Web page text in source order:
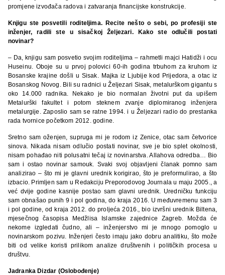
promjene izvođača radova i zatvaranja financijske konstrukcije.
Knjigu ste posvetili roditeljima. Recite nešto o sebi, po profesiji ste
inženjer, radili ste u sisačkoj Željezari. Kako ste odlučili postati
novinar?
– Da, knjigu sam posvetio svojim roditeljima – rahmetli majci Hatidži i ocu
Huseinu. Oboje su u prvoj polovici 60-ih godina trbuhom za kruhom iz
Bosanske krajine došli u Sisak. Majka iz Ljubije kod Prijedora, a otac iz
Bosanskog Novog. Bili su radnici u Željezari Sisak, metalurškom gigantu s
oko 14.000 radnika. Nekako je bio normalan životni put da upišem
Metalurški fakultet i potom steknem zvanje diplomiranog inženjera
metalurgije. Zaposlio sam se ratne 1994. i u Željezari radio do prestanka
rada tvornice početkom 2012. godine.
Sretno sam oženjen, supruga mi je rodom iz Zenice, otac sam četvorice
sinova. Nikada nisam odlučio postati novinar, sve je bio splet okolnosti,
nisam pohađao niti polusatni tečaj iz novinarstva. Allahova odredba… Bio
sam i ostao novinar samouk. Svaki svoj objavljeni članak pomno sam
analizirao – što mi je glavni urednik korigirao, što je preformulirao, a što
izbacio. Primljen sam u Redakciju Preporodovog Journala u maju 2005., a
već dvije godine kasnije postao sam glavni urednik. Uredničku funkciju
sam obnašao punih 9 i pol godina, do kraja 2016. U međuvremenu sam 3
i pol godine, od kraja 2012. do proljeća 2016., bio izvršni urednik Biltena,
mjesečnog časopisa Medžlisa Islamske zajednice Zagreb. Možda će
nekome izgledati čudno, ali – inženjerstvo mi je mnogo pomoglo u
novinarskom pozivu. Inženjeri često imaju jako dobru analitiku, što može
biti od velike koristi prilikom analize društvenih i političkih procesa u
društvu.
Jadranka Dizdar (Oslobođenje)